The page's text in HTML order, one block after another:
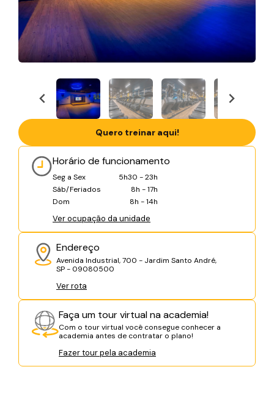
Horário de funcionamento
Seg a Sex
5h30 - 23h
Sáb/Feriados
8h - 17h
Dom
8h - 14h
Ver ocupação da unidade
Endereço
Avenida Industrial, 700 - Jardim Santo André,
SP - 09080500
Ver rota
Faça um tour virtual na academia!
Com o tour virtual você consegue conhecer a
academia antes de contratar o plano!
Fazer tour pela academia
Quero treinar aqui!